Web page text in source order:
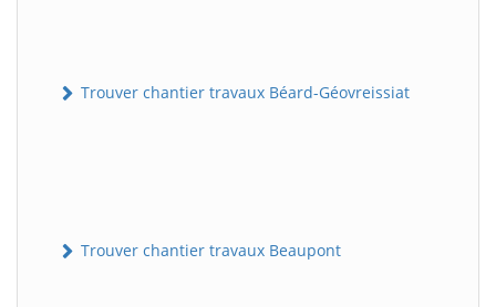
Trouver chantier travaux Béard-Géovreissiat
Trouver chantier travaux Beaupont